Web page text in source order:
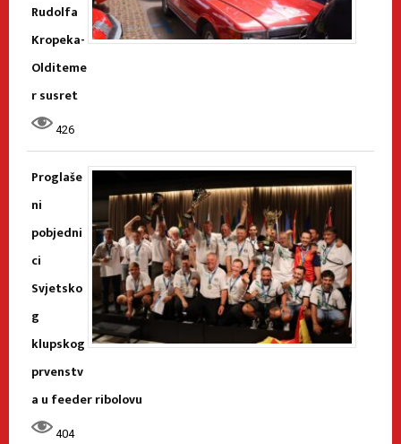
Rudolfa
Kropeka-
Olditeme
r susret
426
Proglaše
ni
pobjedni
ci
Svjetsko
g
klupskog
prvenstv
a u feeder ribolovu
404